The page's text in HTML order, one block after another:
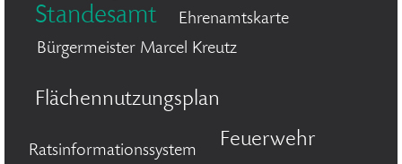
Standesamt
Ehrenamtskarte
Bürgermeister Marcel Kreutz
Flächennutzungsplan
Ratsinformationssystem Feuerwehr